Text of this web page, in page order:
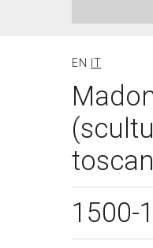
EN IT
1500-